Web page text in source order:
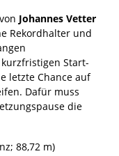
Johannes Vetter
Rekordhalter und
Start-
letzte Chance auf
Dafür muss
die
88,72 m)